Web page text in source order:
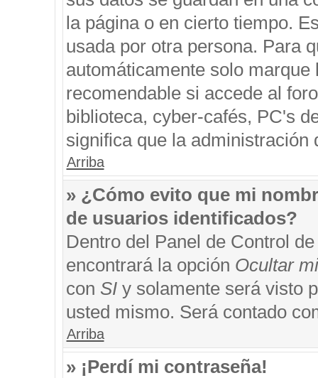
la página o en cierto tiempo.
usada por otra persona. Para
automáticamente solo
recomendable si accede al
biblioteca, cyber-cafés, PC's
significa que la administración
Arriba
» ¿Cómo evito que mi
de usuarios identificados?
Dentro del Panel de Control
encontrará la opción Ocultar
con SIy solamente será visto
usted mismo. Será contado
Arriba
» ¡Perdí mi contraseña!